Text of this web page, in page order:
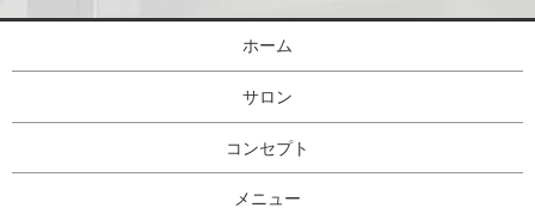
ホーム
サロン
コンセプト
メニュー